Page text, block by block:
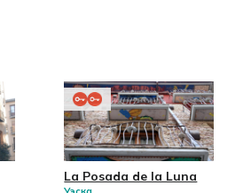
La Posada de la Luna